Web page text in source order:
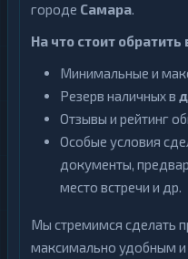
городе Самара.
На что стоит
Минимальные и
Резерв наличных в
Отзывы и рейтинг
Особые условия
документы,
место встречи и др.
Мы стремимся сделать
максимально удобным и